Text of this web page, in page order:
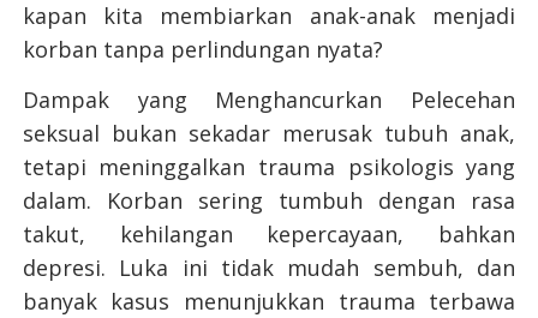
kapan kita membiarkan anak-anak menjadi
korban tanpa perlindungan nyata?
Dampak yang Menghancurkan Pelecehan
seksual bukan sekadar merusak tubuh anak,
tetapi meninggalkan trauma psikologis yang
dalam. Korban sering tumbuh dengan rasa
takut, kehilangan kepercayaan, bahkan
depresi. Luka ini tidak mudah sembuh, dan
banyak kasus menunjukkan trauma terbawa